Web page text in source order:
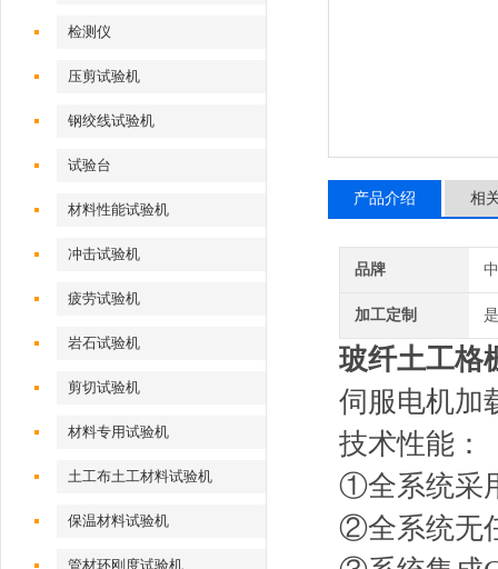
检测仪
压剪试验机
钢绞线试验机
试验台
材料性能试验机
冲击试验机
疲劳试验机
岩石试验机
剪切试验机
材料专用试验机
土工布土工材料试验机
保温材料试验机
管材环刚度试验机
产品介绍 相
品牌
加工定制 是
玻纤土工格
伺服电机加
技术性能：
①全系统采
②全系统无